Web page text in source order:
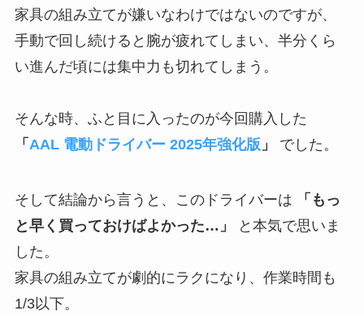
家具の組み立てが嫌いなわけではないのですが、
手動で回し続けると腕が疲れてしまい、半分くら
い進んだ頃には集中力も切れてしまう。
そんな時、ふと目に入ったのが今回購入した
「 AAL 電動ドライバー 2025年強化版 」 でした。
そして結論から言うと、このドライバーは
「もっ
と早く買っておけばよかった…」
と本気で思いま
した。
家具の組み立てが劇的にラクになり、作業時間も
1/3以下。